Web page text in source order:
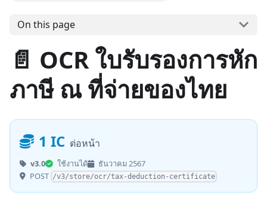
On this page
📄 OCR ใบรับรองการหัก
ภาษี ณ ที่จ่ายของไทย
1 IC ต่อหน้า
v3.0 ใช้งานได้
ธันวาคม 2567
POST /v3/store/ocr/tax-deduction-certificate